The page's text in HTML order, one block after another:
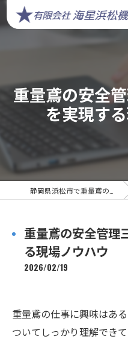
重量鳶の安全
を実現す
重量鳶の安全管理
る現場ノウハウ
2026/02/19
重量鳶の仕事に興味はあ
ついてしっかり理解でき